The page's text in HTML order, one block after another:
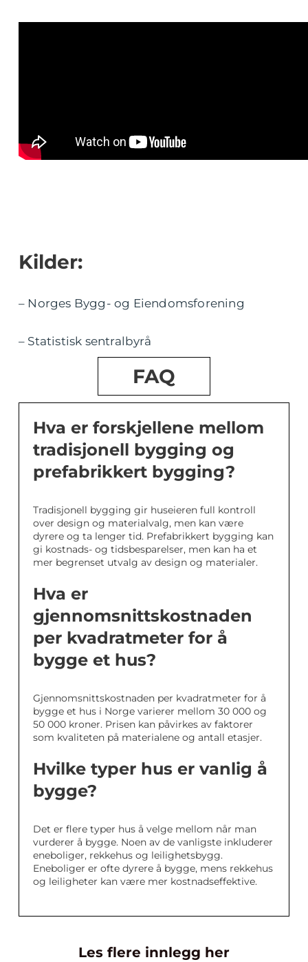
Kilder:
– Norges Bygg- og Eiendomsforening
– Statistisk sentralbyrå
FAQ
Hva er forskjellene mellom
tradisjonell bygging og
prefabrikkert bygging?
Tradisjonell bygging gir huseieren full kontroll
over design og materialvalg, men kan være
dyrere og ta lenger tid. Prefabrikkert bygging kan
gi kostnads- og tidsbesparelser, men kan ha et
mer begrenset utvalg av design og materialer.
Hva er
gjennomsnittskostnaden
per kvadratmeter for å
bygge et hus?
Gjennomsnittskostnaden per kvadratmeter for å
bygge et hus i Norge varierer mellom 30 000 og
50 000 kroner. Prisen kan påvirkes av faktorer
som kvaliteten på materialene og antall etasjer.
Hvilke typer hus er vanlig å
bygge?
Det er flere typer hus å velge mellom når man
vurderer å bygge. Noen av de vanligste inkluderer
eneboliger, rekkehus og leilighetsbygg.
Eneboliger er ofte dyrere å bygge, mens rekkehus
og leiligheter kan være mer kostnadseffektive.
Les flere innlegg her